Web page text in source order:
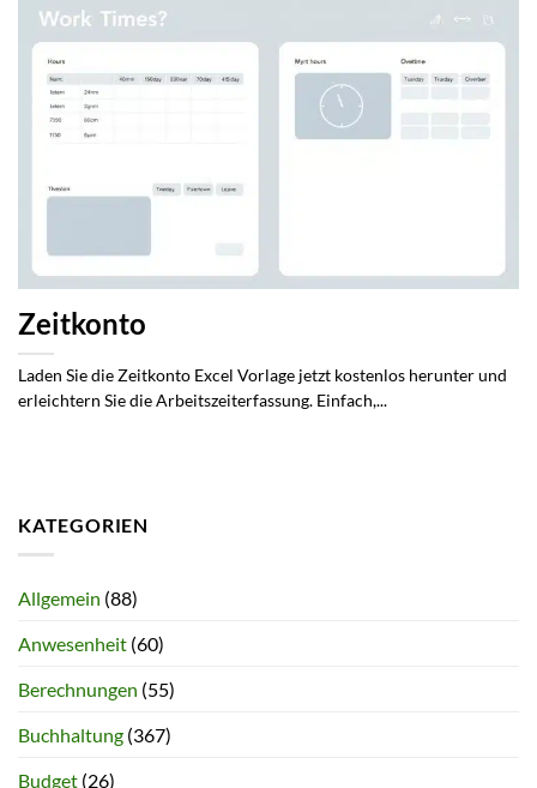
Zeitkonto
Laden Sie die Zeitkonto Excel Vorlage jetzt kostenlos herunter und
erleichtern Sie die Arbeitszeiterfassung. Einfach,...
KATEGORIEN
Allgemein (88)
Anwesenheit (60)
Berechnungen (55)
Buchhaltung (367)
Budget (26)